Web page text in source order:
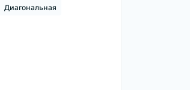
Диагональная